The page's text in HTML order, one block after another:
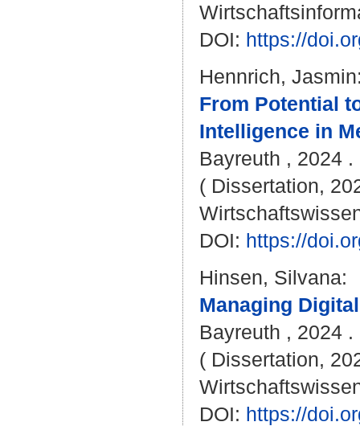
DOI: https://
Hennrich, Jasmin
From Potential
Intelligence in
Bayreuth , 2024
( Dissertation,
DOI: https://
Hinsen, Silvana:
Managing
Bayreuth , 2024 .
( Dissertation,
DOI: https://